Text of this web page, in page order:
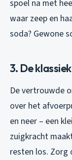
spoel na met
waar zeep en
soda? Gewone
3. De
De vertrouwde
over het
en neer – een
zuigkracht
resten los.